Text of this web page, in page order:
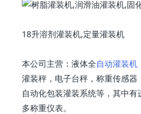
18升溶剂灌装机,定量灌装机
本公司主营：液体全自动灌装机
灌装秤，电子台秤，称重传感器
自动化包装灌装系统等，其中
多称重仪表。